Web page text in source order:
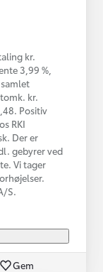
kr.
3,99 %,
kr.
Positiv
RKI
Der er
gebyrer ved
Vi tager
S.
Gem